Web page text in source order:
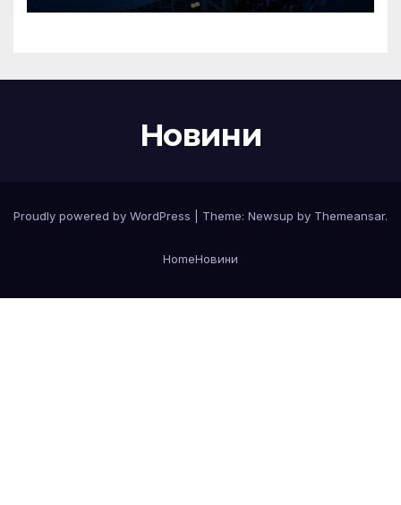
туристическия сектор
Новини
Proudly powered by WordPress Theme: Newsup by Themeansar.
HomeНовини